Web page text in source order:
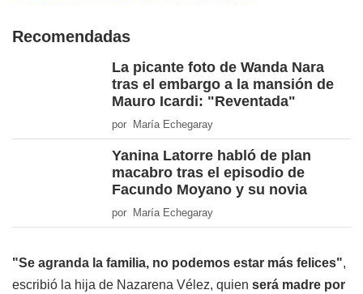
Recomendadas
La picante foto de Wanda Nara
tras el embargo a la mansión de
Mauro Icardi: "Reventada"
por María Echegaray
Yanina Latorre habló de plan
macabro tras el episodio de
Facundo Moyano y su novia
por María Echegaray
"Se agranda la familia, no podemos estar más felices",
escribió la hija de Nazarena Vélez, quien será madre por